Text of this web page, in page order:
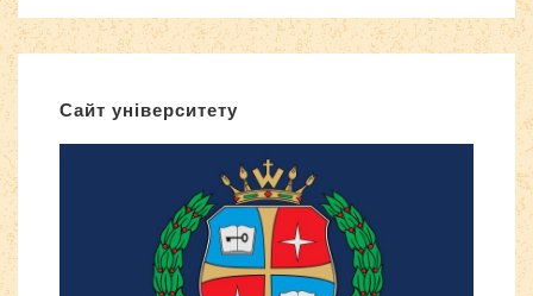
Сайт університету